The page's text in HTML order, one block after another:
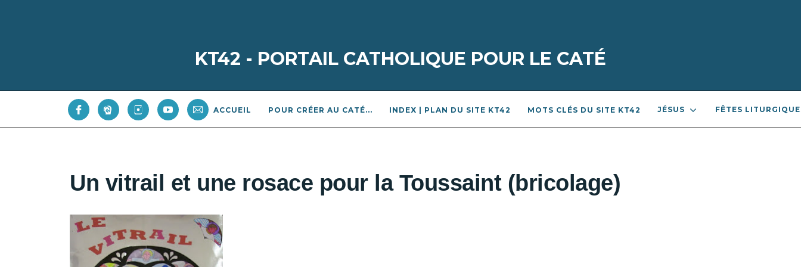
KT42 - PORTAIL CATHOLIQUE POUR LE CATÉ
ACCUEIL POUR CRÉER AU CATÉ... INDEX | PLAN DU SITE KT42 MOTS CLÉS DU SITE KT42 JÉSUS FÊTES
Un vitrail et une rosace pour la Toussaint (bricolage)